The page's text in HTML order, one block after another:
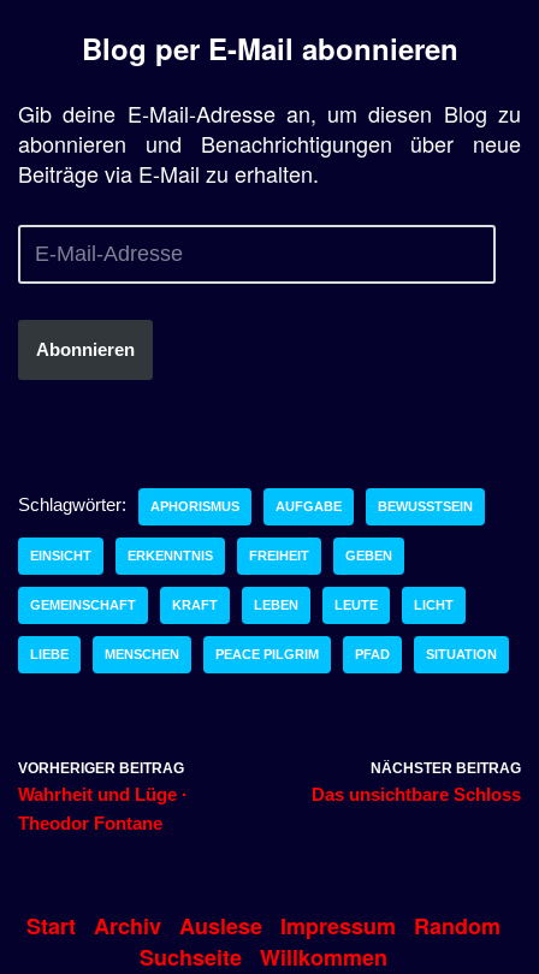
Blog per E-Mail abonnieren
Gib deine E-Mail-Adresse an, um diesen Blog zu
abonnieren und Benachrichtigungen über neue
Beiträge via E-Mail zu erhalten.
Abonnieren
Schlagwörter: APHORISMUS AUFGABE BEWUSSTSEIN
EINSICHT ERKENNTNIS FREIHEIT GEBEN
GEMEINSCHAFT KRAFT LEBEN LEUTE LICHT
LIEBE MENSCHEN PEACE PILGRIM PFAD SITUATION
VORHERIGER BEITRAG
Wahrheit und Lüge ·
Theodor Fontane
NÄCHSTER BEITRAG
Das unsichtbare Schloss
Start Archiv Auslese Impressum
Random
Suchseite Willkommen